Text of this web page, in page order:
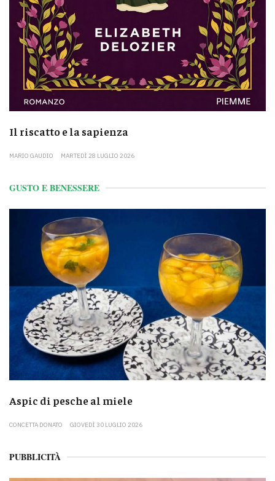
Il riscatto e la sapienza
MARIO GAUDIO MARTEDÌ 28 LUGLIO 2026
GUSTO E BENESSERE
Aspic di pesche al miele
CONCETTA DONATO GIOVEDÌ 30 LUGLIO 2026
PUBBLICITÀ